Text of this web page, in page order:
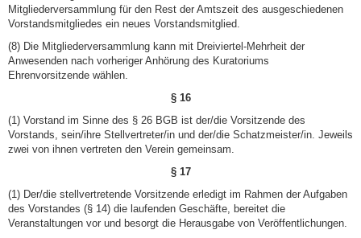
Mitgliederversammlung für den Rest der Amtszeit des ausgeschiedenen
Vorstandsmitgliedes ein neues Vorstandsmitglied.
(8) Die Mitgliederversammlung kann mit Dreiviertel-Mehrheit der
Anwesenden nach vorheriger Anhörung des Kuratoriums
Ehrenvorsitzende wählen.
§ 16
(1) Vorstand im Sinne des § 26 BGB ist der/die Vorsitzende des
Vorstands, sein/ihre Stell­vertreter/in und der/die Schatzmeister/in. Jeweils
zwei von ihnen vertreten den Verein gemeinsam.
§ 17
(1) Der/die stellvertretende Vorsitzende erledigt im Rahmen der Aufgaben
des Vorstandes (§ 14) die laufenden Geschäfte, bereitet die
Veranstaltungen vor und besorgt die Herausgabe von Veröffentlichungen.